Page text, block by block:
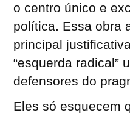
o centro único e
política. Essa obra
principal
“esquerda radical”
defensores do
Eles só esquecem